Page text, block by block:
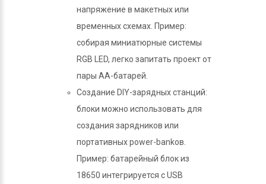
напряжение в макетных или
временных схемах. Пример:
собирая миниатюрные системы
RGB LED, легко запитать проект от
пары АА-батарей.
Создание DIY-зарядных станций:
блоки можно использовать для
создания зарядников или
портативных power-bankов.
Пример: батарейный блок из
18650 интегрируется с USB